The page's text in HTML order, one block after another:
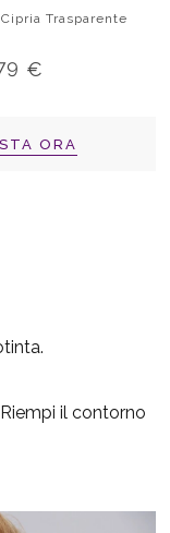
Trasparente
€
ORA
.
il contorno